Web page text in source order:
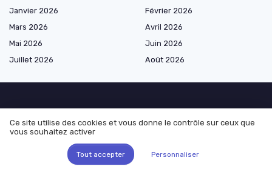
Janvier 2026
Février 2026
Mars 2026
Avril 2026
Mai 2026
Juin 2026
Juillet 2026
Août 2026
Les plus lus
La masse volumique du lait : tout ce que vous devez savoir
Ce site utilise des cookies et vous donne le contrôle sur ceux que
vous souhaitez activer
Tout accepter Personnaliser